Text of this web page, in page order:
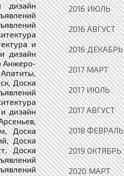
2016 ИЮЛЬ
2016 АВГУСТ
2016 ДЕКАБРЬ
2017 МАРТ
2017 ИЮЛЬ
2017 АВГУСТ
2018 ФЕВРАЛЬ
2019 ОКТЯБРЬ
2020 МАРТ